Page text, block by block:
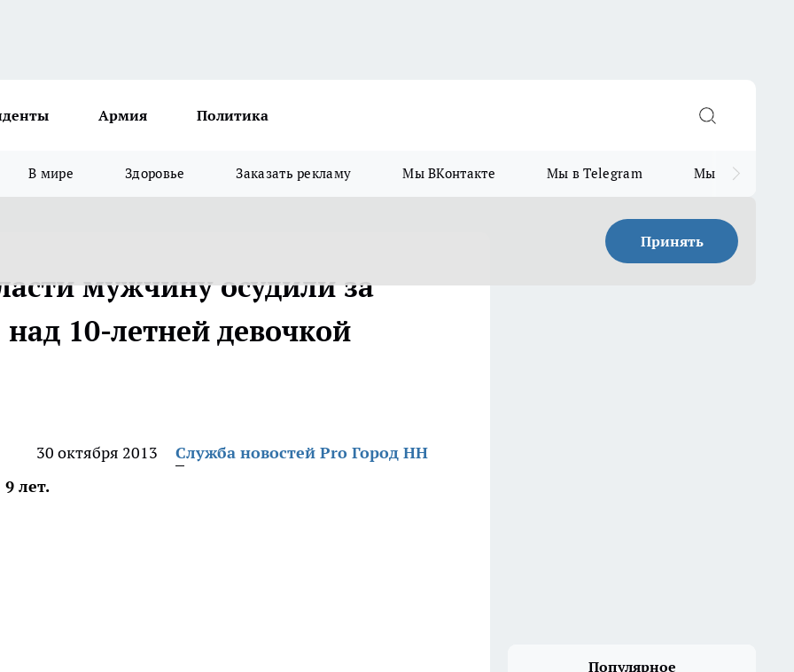
Армия Политика
В мире Здоровье Заказать рекламу Мы ВКонтакте Мы в Telegram Мы в MAX
Принять
мужчину осудили за
10-летней девочкой
30 октября 2013
Служба новостей Pro Город НН
лет.
Популярное